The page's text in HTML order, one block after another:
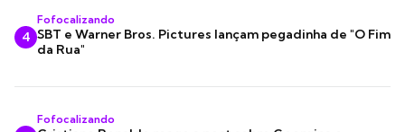
4
Fofocalizando
SBT e Warner Bros. Pictures lançam pegadinha de "O Fim
da Rua"
Fofocalizando